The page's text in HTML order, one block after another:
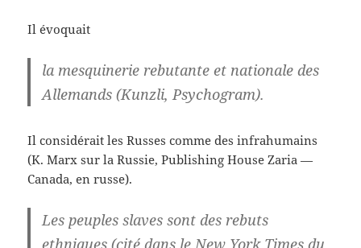
Il évoquait
la mesquinerie rebutante et nationale des
Allemands (Kunzli, Psychogram).
Il considérait les Russes comme des infrahumains
(K. Marx sur la Russie, Publishing House Zaria —
Canada, en russe).
Les peuples slaves sont des rebuts